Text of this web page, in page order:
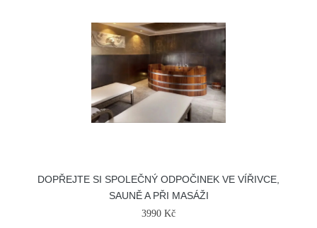
DOPŘEJTE SI SPOLEČNÝ ODPOČINEK VE VÍŘIVCE,
SAUNĚ A PŘI MASÁŽI
3990 Kč